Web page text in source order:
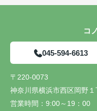
コ
045-594-6613
〒220-0073
神奈川県横浜市西区岡野
営業時間： 9:00～19：00